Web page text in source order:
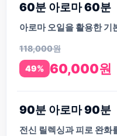
60분 아로마 60분
아로마 오일을 활용한 기
118,000원
49% 60,000원
90분 아로마 90분
전신 릴렉싱과 피로 완화